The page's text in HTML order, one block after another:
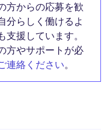
方からの応募を歓
分らしく働けるよ
援しています。
方やサポートが必
連絡ください。